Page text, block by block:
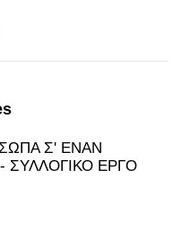
Σ' ΕΝΑΝ
ΣΥΛΛΟΓΙΚΟ ΕΡΓΟ